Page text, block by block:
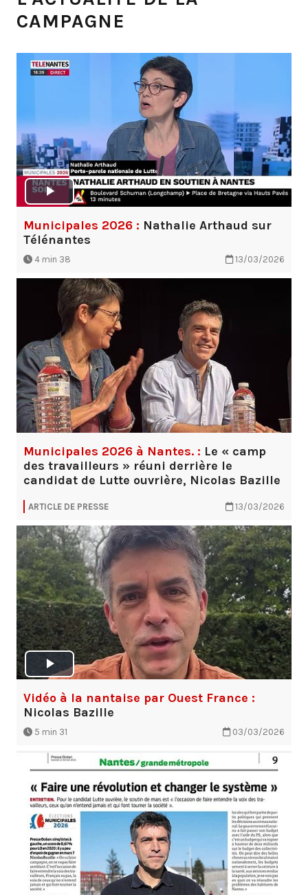
CAMPAGNE
Municipales 2026 : Nathalie Arthaud sur
Télénantes
4 min 38 13/03/2026
Municipales 2026 à Nantes. : Le « camp
des travailleurs » réuni derrière le
candidat de Lutte ouvrière, Nicolas Bazille
ARTICLE DE PRESSE 13/03/2026
Vidéo à la nantaise par Ouest France :
Nicolas Bazille
5 min 31 03/03/2026